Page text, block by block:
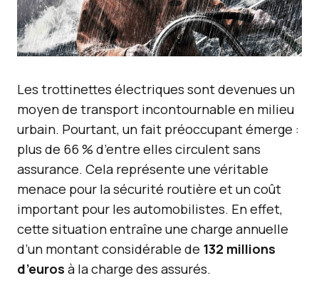
Les trottinettes électriques sont devenues un
moyen de transport incontournable en milieu
urbain. Pourtant, un fait préoccupant émerge :
plus de 66 % d’entre elles circulent sans
assurance. Cela représente une véritable
menace pour la sécurité routière et un coût
important pour les automobilistes. En effet,
cette situation entraîne une charge annuelle
d’un montant considérable de 132 millions
d’euros à la charge des assurés.